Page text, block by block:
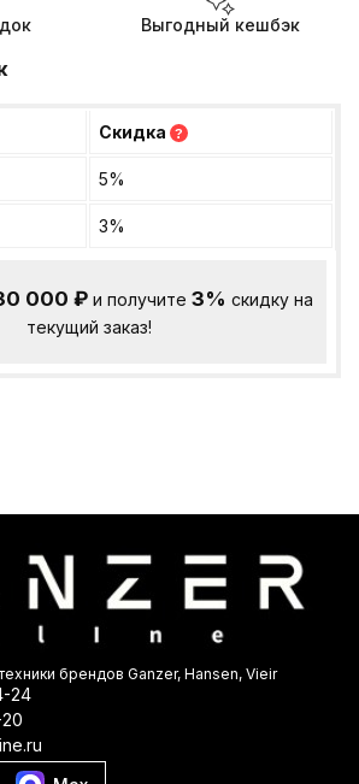
Выгодный кешбэк
Скидка ?
5%
3%
000₽ и получите3% скидку на
текущий заказ!
брендов Ganzer, Hansen, Vieir
24